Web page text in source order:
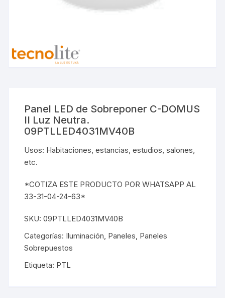
Panel LED de Sobreponer C-DOMUS
II Luz Neutra.
09PTLLED4031MV40B
Usos: Habitaciones, estancias, estudios, salones,
etc.
*COTIZA ESTE PRODUCTO POR WHATSAPP AL
33-31-04-24-63*
SKU:09PTLLED4031MV40B
Categorías: Iluminación Paneles Paneles
Sobrepuestos
Etiqueta: PTL